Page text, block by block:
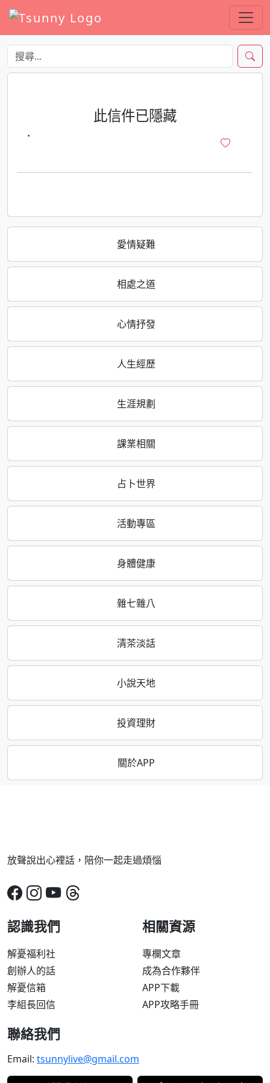
愛情疑難
相處之道
心情抒發
人生經歷
生涯規劃
課業相關
占卜世界
活動專區
身體健康
雜七雜八
清茶淡話
小說天地
投資理財
關於APP
此信件已隱藏
·
放聲說出心裡話，陪你一起走過煩惱
認識我們
解憂福利社
創辦人的話
解憂信箱
李組長回信
相關資源
專欄文章
成為合作夥伴
APP下載
APP攻略手冊
聯絡我們
Email: tsunnylive@gmail.com